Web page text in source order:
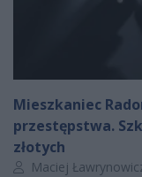
Mieszkaniec
przestępstwa.
złotych
Autor artykułu:
Maciej